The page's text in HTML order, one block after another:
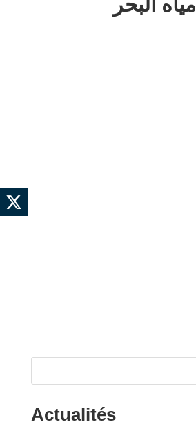
Actualités